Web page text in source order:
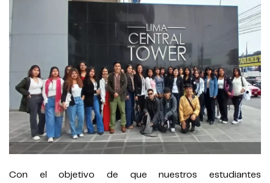
Con el objetivo de que nuestros estudiantes